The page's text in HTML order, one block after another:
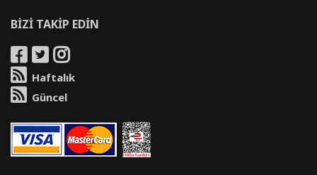
BİZİ TAKİP EDİN
Haftalık
Güncel